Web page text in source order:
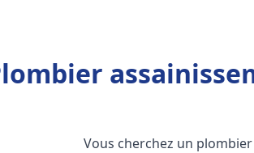
Vous cherchez un